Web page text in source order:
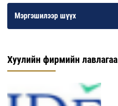
Хуулийн фирмийн лавлагаа
Мэргэшилээр шүүх